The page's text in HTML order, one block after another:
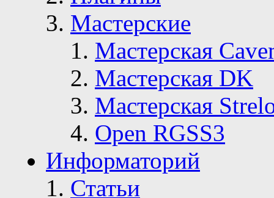
Мастерские
Мастерская
Мастерская DK
Мастерская
Open RGSS3
Информаторий
Статьи